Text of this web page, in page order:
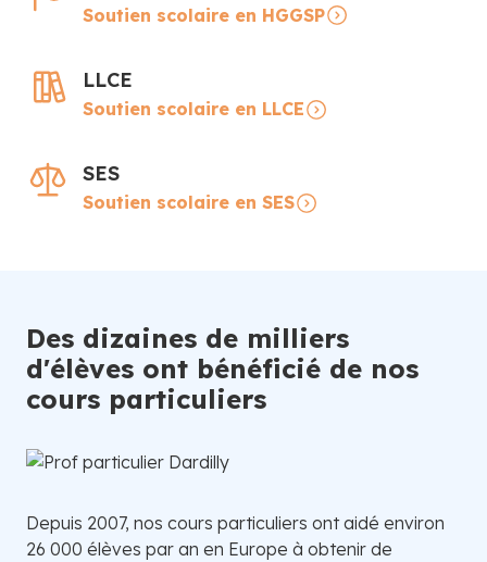
Soutien scolaire en HGGSP
LLCE
Soutien scolaire en LLCE
SES
Soutien scolaire en SES
Des dizaines de milliers
d'élèves ont bénéficié de nos
cours particuliers
Depuis 2007, nos cours particuliers ont aidé environ
26 000 élèves par an en Europe à obtenir de